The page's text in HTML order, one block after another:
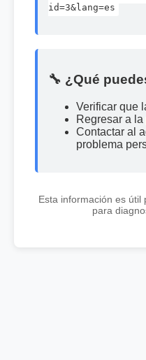
id=3&lang=es
🔧 ¿Qué
Verificar que
Regresar a la
Contactar al
problema
Esta información es
para